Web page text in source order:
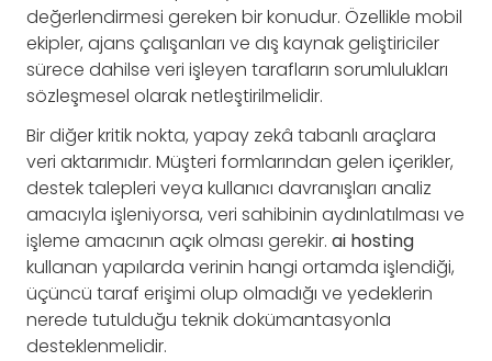
değerlendirmesi gereken bir konudur. Özellikle mobil
ekipler, ajans çalışanları ve dış kaynak geliştiriciler
sürece dahilse veri işleyen tarafların sorumlulukları
sözleşmesel olarak netleştirilmelidir.
Bir diğer kritik nokta, yapay zekâ tabanlı araçlara
veri aktarımıdır. Müşteri formlarından gelen içerikler,
destek talepleri veya kullanıcı davranışları analiz
amacıyla işleniyorsa, veri sahibinin aydınlatılması ve
işleme amacının açık olması gerekir. ai hosting
kullanan yapılarda verinin hangi ortamda işlendiği,
üçüncü taraf erişimi olup olmadığı ve yedeklerin
nerede tutulduğu teknik dokümantasyonla
desteklenmelidir.